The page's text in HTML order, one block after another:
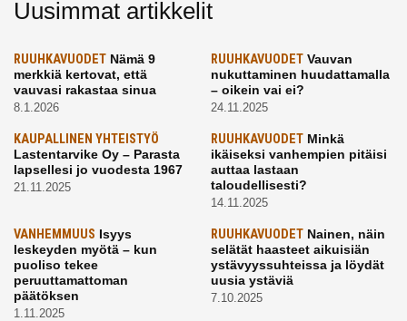
Uusimmat artikkelit
RUUHKAVUODET Nämä 9
merkkiä kertovat, että
vauvasi rakastaa sinua
8.1.2026
RUUHKAVUODETVauvan
nukuttaminen huudattamalla
– oikein vai ei?
24.11.2025
KAUPALLINEN YHTEISTYÖ
Lastentarvike Oy – Parasta
lapsellesi jo vuodesta 1967
21.11.2025
RUUHKAVUODETMinkä
ikäiseksi vanhempien pitäisi
auttaa lastaan
taloudellisesti?
14.11.2025
VANHEMMUUS Isyys
leskeyden myötä – kun
puoliso tekee
peruuttamattoman
päätöksen
1.11.2025
RUUHKAVUODETNainen, näin
selätät haasteet aikuisiän
ystävyyssuhteissa ja löydät
uusia ystäviä
7.10.2025